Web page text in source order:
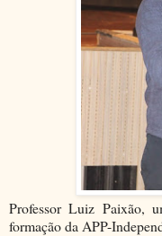
Professor Luiz Paixão,
formação da APP-